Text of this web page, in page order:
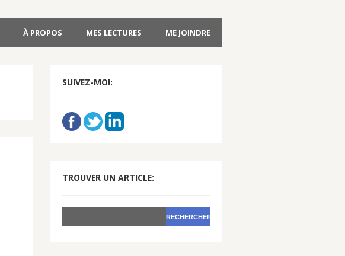
À PROPOS MES LECTURES ME JOINDRE
SUIVEZ-MOI:
TROUVER UN ARTICLE: